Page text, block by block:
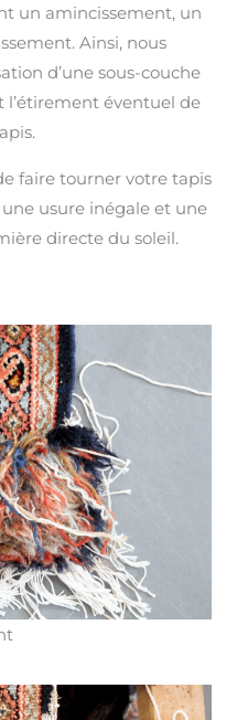
un amincissement, un
Ainsi, nous
d’une sous-couche
éventuel de
faire tourner votre tapis
usure inégale et une
directe du soleil.